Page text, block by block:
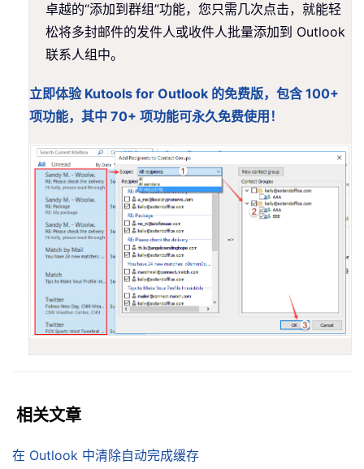
卓越的“添加到群组”功能，您只需几次点击，就能轻
松将多封邮件的发件人或收件人批量添加到 Outlook
联系人组中。
立即体验 Kutools for Outlook 的免费版，包含 100+
项功能，其中 70+ 项功能可永久免费使用！
相关文章
在 Outlook 中清除自动完成缓存